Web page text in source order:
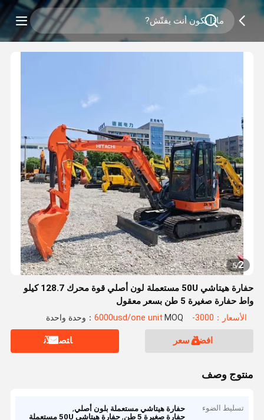
2
/
5
حفارة هيتاشي 50U مستعملة لون أصلي قوة محرك 128.7 كيلو
واط حفارة صغيرة 5 طن بسعر معقول
الأسعار：3000- 6000usd/one unit MOQ：وحدة واحدة
افضل سعر ﺎﺘﺼﻟ ﺍﻶﻧ
منتوج وصف
تسليط الضوء حفارة هيتاشي مستعملة بلون أصلي,
حفارة صغيرة 5 طن
,حفارة هيتاشي 50U مستعملة